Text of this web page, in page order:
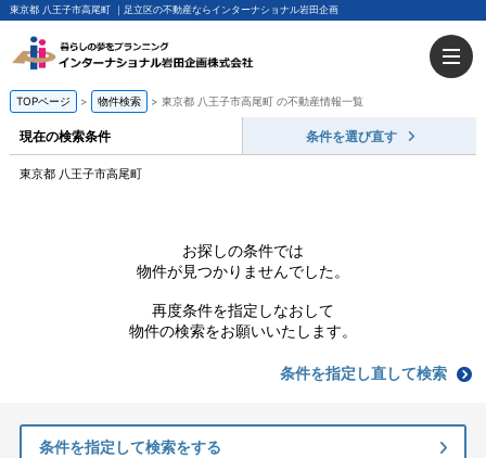
東京都 八王子市高尾町 ｜足立区の不動産ならインターナショナル岩田企画
TOPページ 物件検索 東京都 八王子市高尾町 の不動産情報一覧
現在の検索条件 条件を選び直す
東京都 八王子市高尾町
お探しの条件では
物件が見つかりませんでした。
再度条件を指定しなおして
物件の検索をお願いいたします。
条件を指定し直して検索
条件を指定して検索をする